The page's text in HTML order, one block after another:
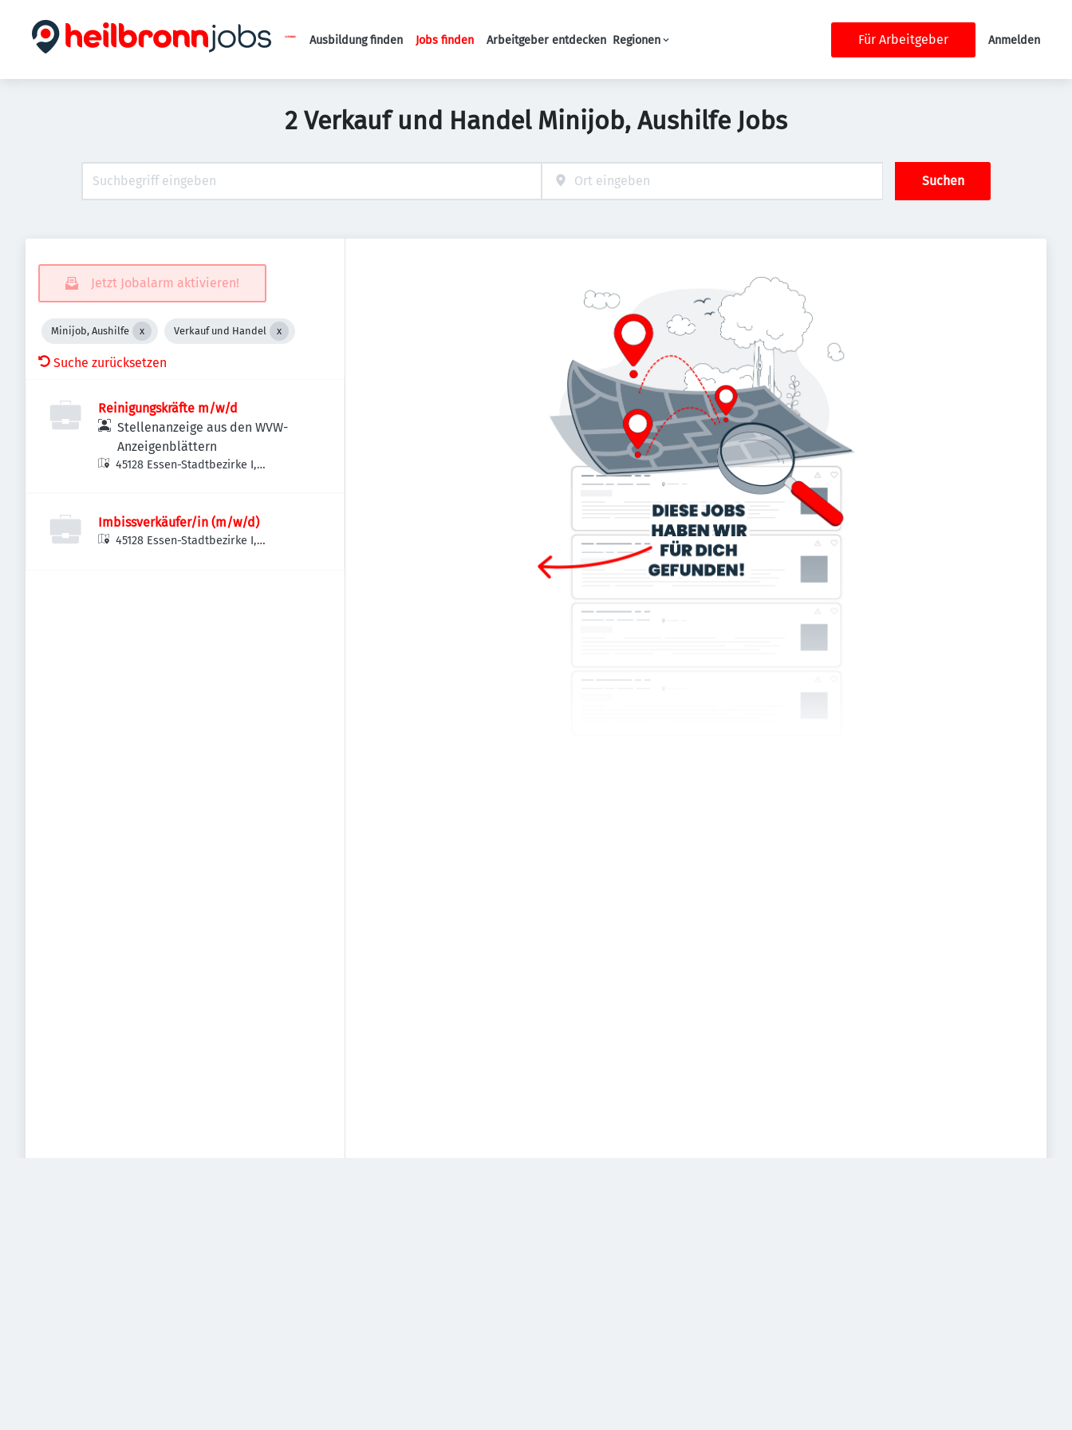
Haupt-Navigation
Ausbildung finden Jobs finden Arbeitgeber entdecken Regionen Für Arbeitgeber Anmelden
2 Verkauf und Handel Minijob, Aushilfe Jobs
Suchen
Jetzt Jobalarm aktivieren!
Minijob, Aushilfe Verkauf und Handel
Suche zurücksetzen
Reinigungskräfte m/w/d
Stellenanzeige aus den WVW-
Anzeigenblättern
45128 Essen-Stadtbezirke I,
Imbissverkäufer/in (m/w/d)
45128 Essen-Stadtbezirke I,